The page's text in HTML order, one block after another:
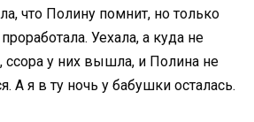
что Полину помнит, но только
Уехала, а куда не
ссора у них вышла, и Полина не
А я в ту ночь у бабушки осталась.